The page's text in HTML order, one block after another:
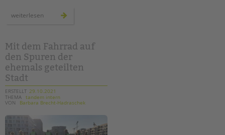
Intranet
weiterlesen gewaltprävention:
game"
auf
dem
schulhof?
Mit dem Fahrrad auf
den Spuren der
ehemals geteilten
Stadt
ERSTELLT 29.10.2021
THEMA tandem intern
VON
Barbara Brecht-Hadraschek